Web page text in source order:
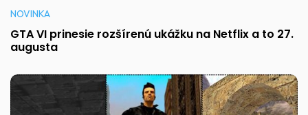
NOVINKA
GTA VI prinesie rozšírenú ukážku na Netflix a to 27.
augusta